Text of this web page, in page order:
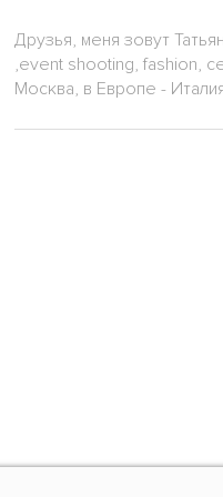
Друзья, меня зовут
,event shooting, fashion,
Москва, в Европе -